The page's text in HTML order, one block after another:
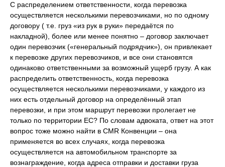
С распределением ответственности, когда перевозка
осуществляется несколькими перевозчиками, но по одному
договору ( т.е. груз «из рук в руки» передаётся по
накладной), более или менее понятно – договор заключает
один перевозчик («генеральный подрядчик»), он привлекает
к перевозке других перевозчиков, и все они становятся
одинаково ответственными за возможный ущерб грузу. А как
распределить ответственность, когда перевозка
осуществляется несколькими перевозчиками, у каждого из
них есть отдельный договор на определённый этап
перевозки, и при этом маршрут перевозки пролегает не
только по территории ЕС? По словам адвоката, ответ на этот
вопрос тоже можно найти в CMR Конвенции – она
применяется во всех случаях, когда перевозка
осуществляется на автомобильном транспорте за
вознаграждение, когда адреса отправки и доставки груза